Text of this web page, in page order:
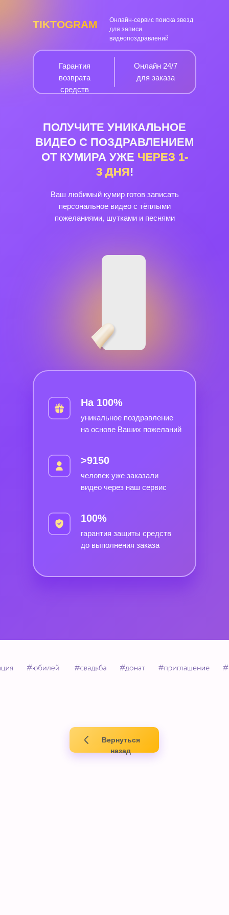
TIKTOGRAM
Ваш любимый кумир готов записать
персональное видео с тёплыми
пожеланиями, шутками и песнями
Онлайн-сервис поиска звезд
для записи
видеопоздравлений
ПОЛУЧИТЕ УНИКАЛЬНОЕ
ВИДЕО С ПОЗДРАВЛЕНИЕМ
ОТ КУМИРА УЖЕ ЧЕРЕЗ 1-
3 ДНЯ!
Онлайн 24/7
для заказа
Гарантия
возврата
средств
уникальное поздравление
на основе Ваших пожеланий
На 100%
человек уже заказали
видео через наш сервис
>9150
гарантия защиты средств
до выполнения заказа
100%
Вернуться
назад